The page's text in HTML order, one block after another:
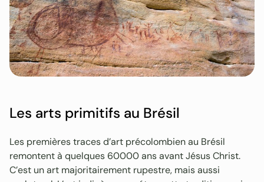
Les arts primitifs au Brésil
Les premières traces d’art précolombien au Brésil
remontent à quelques 60000 ans avant Jésus Christ.
C’est un art majoritairement rupestre, mais aussi